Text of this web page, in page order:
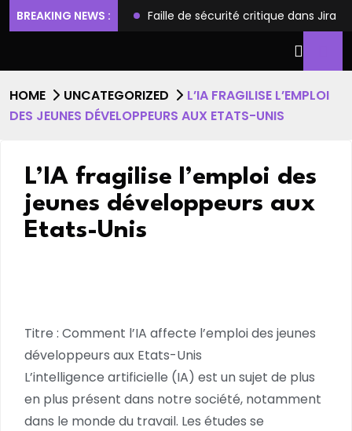
BREAKING NEWS :
et l’accès root Faille de sécurité critique dans Jira
HOME UNCATEGORIZED
L’IA FRAGILISE L’EMPLOI
DES JEUNES DÉVELOPPEURS AUX ETATS-UNIS
L’IA fragilise l’emploi des
jeunes développeurs aux
Etats-Unis
Titre : Comment l’IA affecte l’emploi des jeunes
développeurs aux Etats-Unis
L’intelligence artificielle (IA) est un sujet de plus
en plus présent dans notre société, notamment
dans le monde du travail. Les études se